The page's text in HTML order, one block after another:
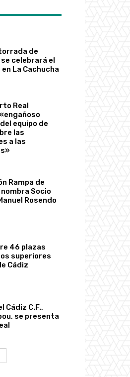
de
celebrará el
La Cachucha
Real
equipo de
las
a las
Rampa de
Socio
Rosendo
46 plazas
superiores
Cádiz
Cádiz C.F.,
se presenta